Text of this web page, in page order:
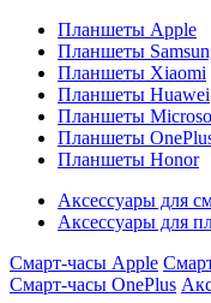
Планшеты Apple
Планшеты
Планшеты Xiaomi
Планшеты Huawei
Планшеты
Планшеты
Планшеты Honor
Аксессуары для
Аксессуары для
Смарт-часы Apple
Смарт-часы OnePlus